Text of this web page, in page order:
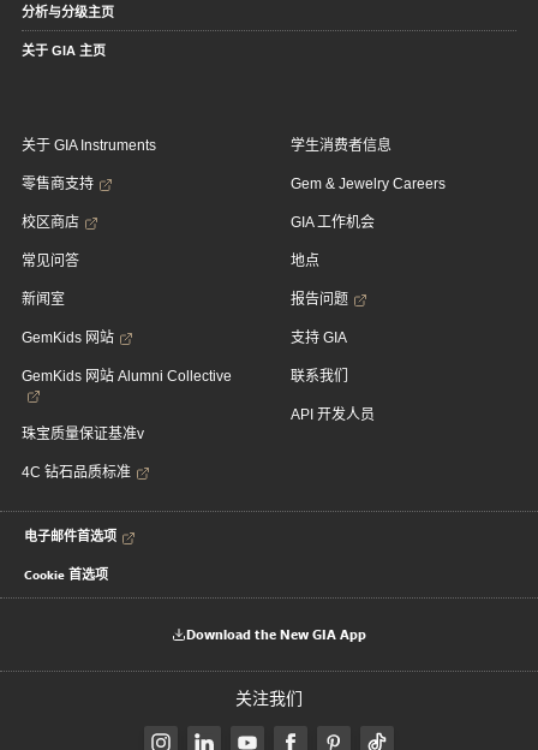
分析与分级主页
关于 GIA 主页
关于 GIA Instruments
零售商支持
校区商店
常见问答
新闻室
GemKids 网站
GemKids 网站 Alumni Collective
珠宝质量保证基准v
4C 钻石品质标准
学生消费者信息
Gem & Jewelry Careers
GIA 工作机会
地点
报告问题
支持 GIA
联系我们
API 开发人员
电子邮件首选项
Cookie 首选项
Download the New GIA App
关注我们